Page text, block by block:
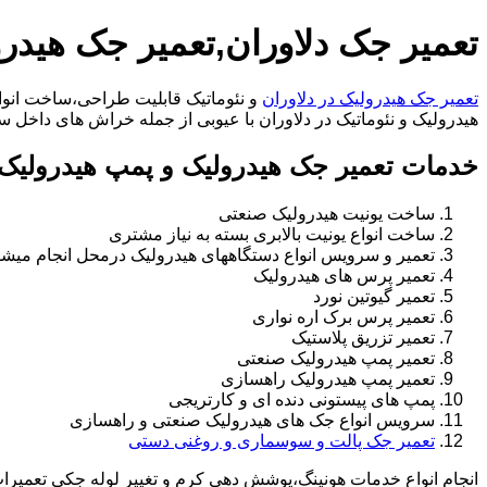
تعمیر جک دلاوران,تعمیر جک
تعمیر جک هیدرولیک در دلاوران و نئوماتیک قابلیت طراحی،ساخت
هیدرولیک و نئوماتیک در دلاوران با عیوبی از جمله خراش های داخل سیلندر،خرابی
خدمات تعمیر جک هیدرولیک و پمپ هیدرولیک
ساخت یونیت هیدرولیک صنعتی
ساخت انواع یونیت بالابری بسته به نیاز مشتری
تعمیر و سرویس انواع دستگاههای هیدرولیک درمحل انجام
تعمیر پرس های هیدرولیک
تعمیر گیوتین نورد
تعمیر پرس برک اره نواری
تعمیر تزریق پلاستیک
تعمیر پمپ هیدرولیک صنعتی
تعمیر پمپ هیدرولیک راهسازی
پمپ های پیستونی دنده ای و کارتریجی
سرویس انواع جک های هیدرولیک صنعتی و راهسازی
تعمیر جک پالت و سوسماری و روغنی دستی
انجام انواع خدمات هونینگ،پوشش دهی کرم و تغییر لوله جکی